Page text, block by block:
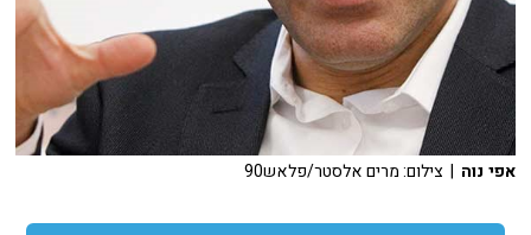
אפי נוה | צילום: מרים אלסטר/פלאש90